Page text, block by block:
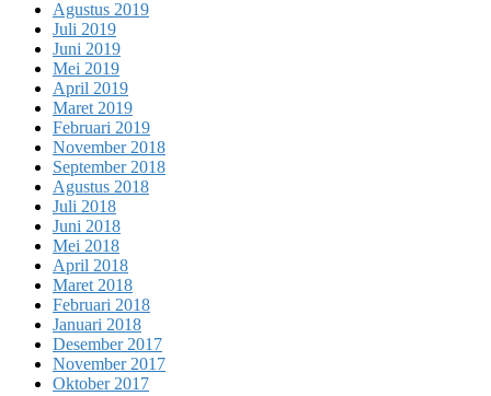
Agustus 2019
Juli 2019
Juni 2019
Mei 2019
April 2019
Maret 2019
Februari 2019
November 2018
September 2018
Agustus 2018
Juli 2018
Juni 2018
Mei 2018
April 2018
Maret 2018
Februari 2018
Januari 2018
Desember 2017
November 2017
Oktober 2017